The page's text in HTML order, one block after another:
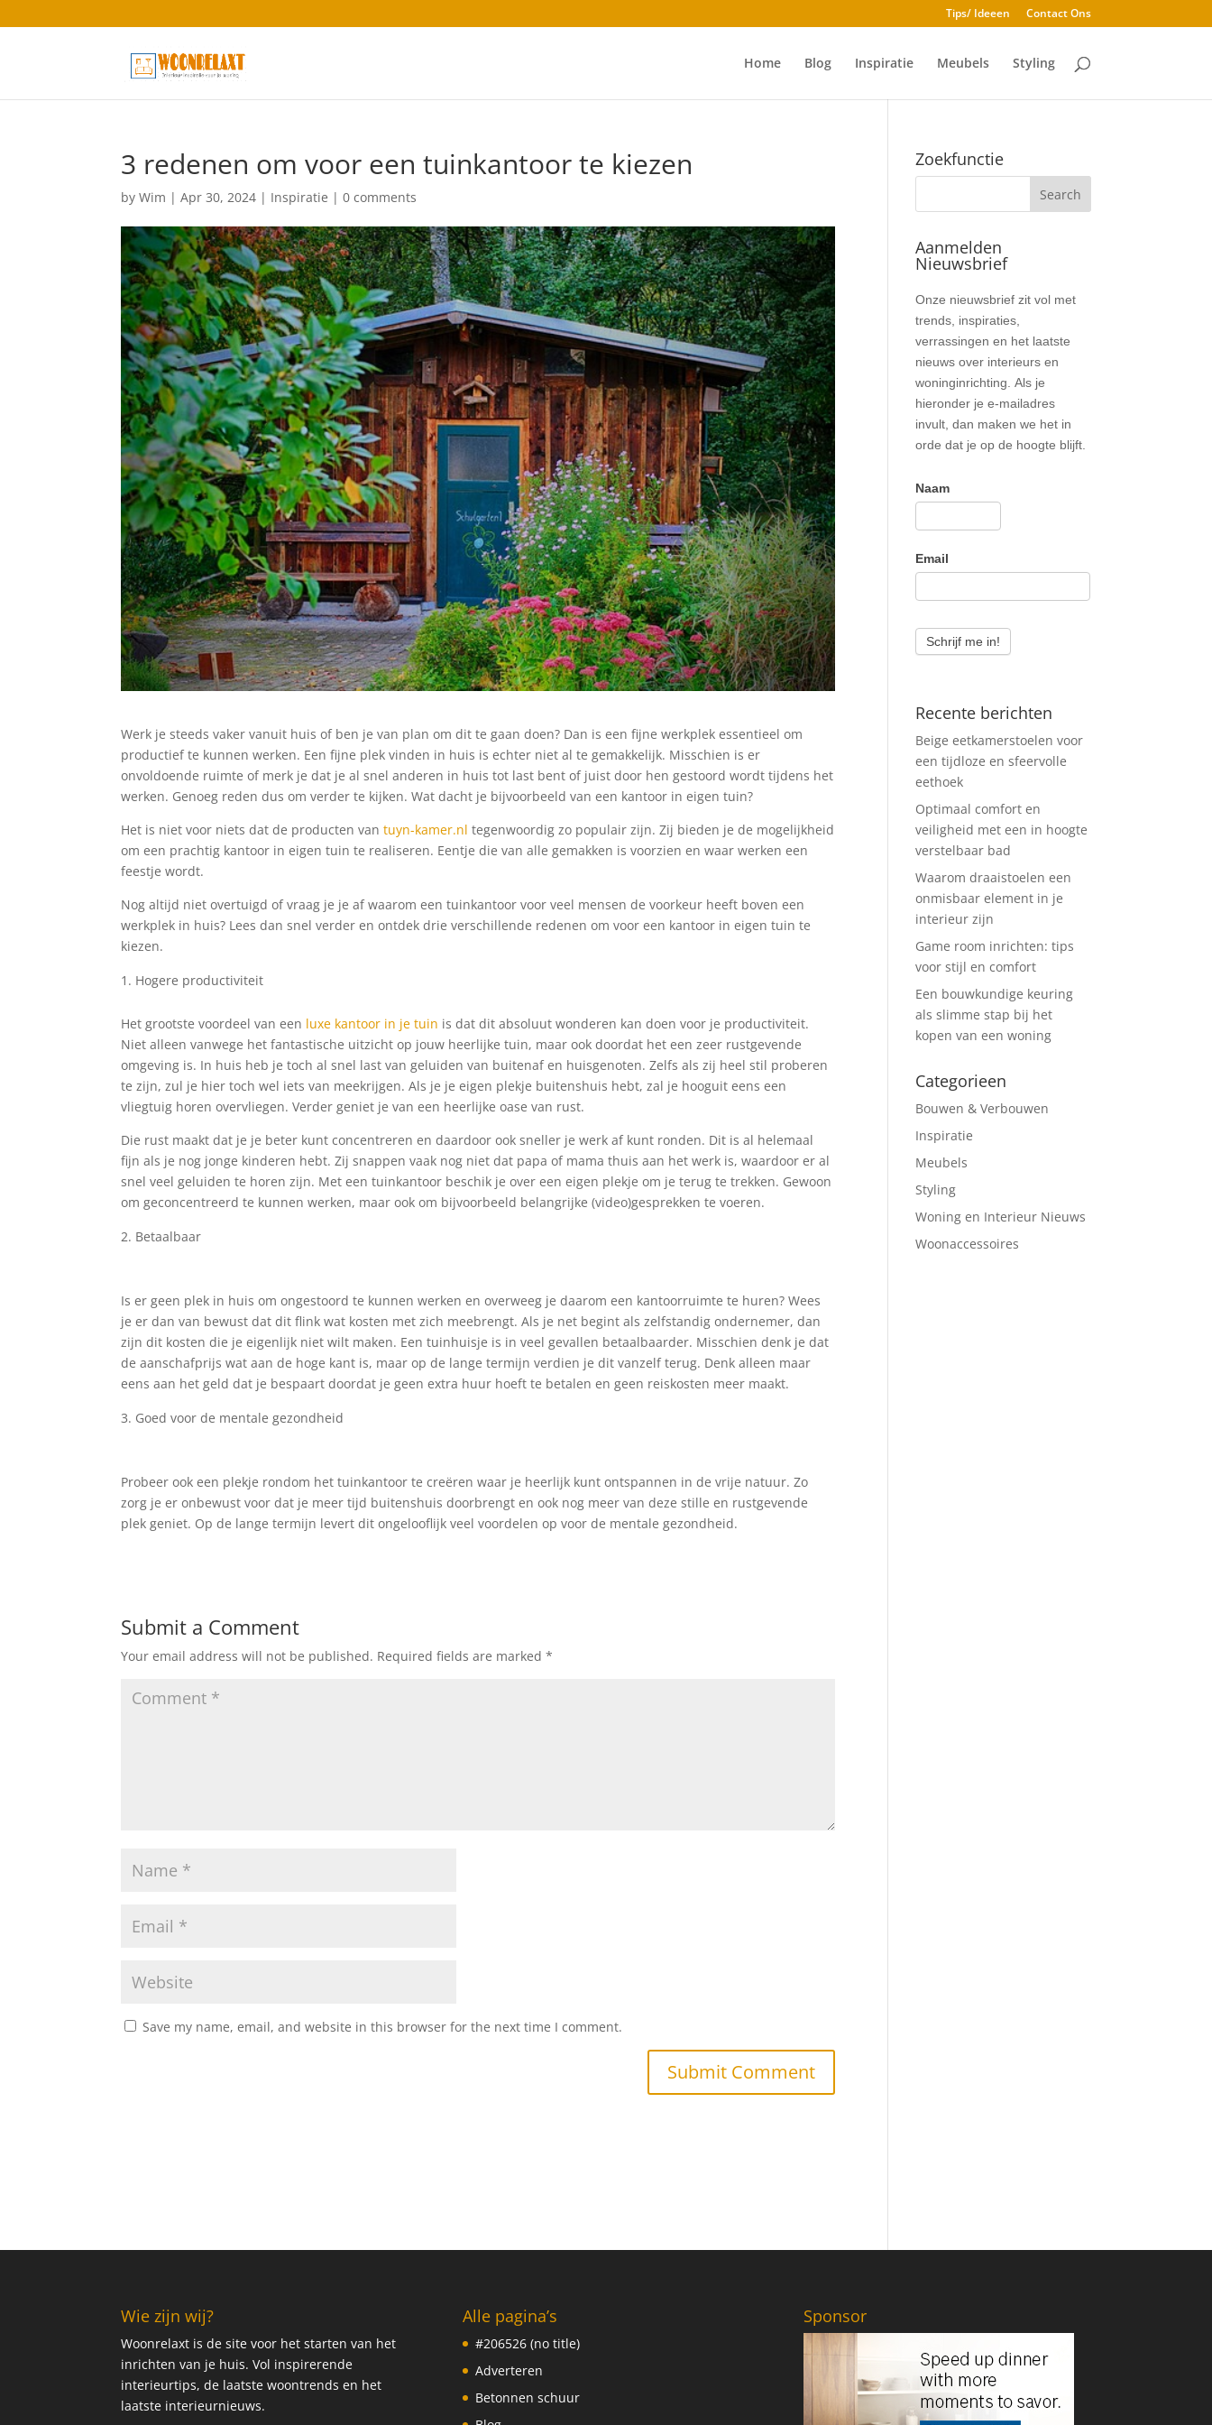
Tips/ Ideeen Contact Ons
Home Blog Inspiratie Meubels Styling
3 redenen om voor een tuinkantoor te kiezen
byWim |Apr 30, 2024 | Inspiratie |0 comments
Werk je steeds vaker vanuit huis of ben je van plan om dit te gaan doen? Dan is een fijne werkplek essentieel om
productief te kunnen werken. Een fijne plek vinden in huis is echter niet al te gemakkelijk. Misschien is er
onvoldoende ruimte of merk je dat je al snel anderen in huis tot last bent of juist door hen gestoord wordt tijdens het
werken. Genoeg reden dus om verder te kijken. Wat dacht je bijvoorbeeld van een kantoor in eigen tuin?
Het is niet voor niets dat de producten vantuyn-kamer.nl tegenwoordig zo populair zijn. Zij bieden je de mogelijkheid
om een prachtig kantoor in eigen tuin te realiseren. Eentje die van alle gemakken is voorzien en waar werken een
feestje wordt.
Nog altijd niet overtuigd of vraag je je af waarom een tuinkantoor voor veel mensen de voorkeur heeft boven een
werkplek in huis? Lees dan snel verder en ontdek drie verschillende redenen om voor een kantoor in eigen tuin te
kiezen.
Hogere productiviteit
Het grootste voordeel van een luxe kantoor in je tuin is dat dit absoluut wonderen kan doen voor je productiviteit.
Niet alleen vanwege het fantastische uitzicht op jouw heerlijke tuin, maar ook doordat het een zeer rustgevende
omgeving is. In huis heb je toch al snel last van geluiden van buitenaf en huisgenoten. Zelfs als zij heel stil proberen
te zijn, zul je hier toch wel iets van meekrijgen. Als je je eigen plekje buitenshuis hebt, zal je hooguit eens een
vliegtuig horen overvliegen. Verder geniet je van een heerlijke oase van rust.
Die rust maakt dat je je beter kunt concentreren en daardoor ook sneller je werk af kunt ronden. Dit is al helemaal
fijn als je nog jonge kinderen hebt. Zij snappen vaak nog niet dat papa of mama thuis aan het werk is, waardoor er al
snel veel geluiden te horen zijn. Met een tuinkantoor beschik je over een eigen plekje om je terug te trekken. Gewoon
om geconcentreerd te kunnen werken, maar ook om bijvoorbeeld belangrijke (video)gesprekken te voeren.
Betaalbaar
Is er geen plek in huis om ongestoord te kunnen werken en overweeg je daarom een kantoorruimte te huren? Wees
je er dan van bewust dat dit flink wat kosten met zich meebrengt. Als je net begint als zelfstandig ondernemer, dan
zijn dit kosten die je eigenlijk niet wilt maken. Een tuinhuisje is in veel gevallen betaalbaarder. Misschien denk je dat
de aanschafprijs wat aan de hoge kant is, maar op de lange termijn verdien je dit vanzelf terug. Denk alleen maar
eens aan het geld dat je bespaart doordat je geen extra huur hoeft te betalen en geen reiskosten meer maakt.
Goed voor de mentale gezondheid
Probeer ook een plekje rondom het tuinkantoor te creëren waar je heerlijk kunt ontspannen in de vrije natuur. Zo
zorg je er onbewust voor dat je meer tijd buitenshuis doorbrengt en ook nog meer van deze stille en rustgevende
plek geniet. Op de lange termijn levert dit ongelooflijk veel voordelen op voor de mentale gezondheid.
Submit a Comment
Your email address will not be published. Required fields are marked*
Save my name, email, and website in this browser for the next time I comment.
Zoekfunctie
Aanmelden
Nieuwsbrief
Onze nieuwsbrief zit vol met
trends, inspiraties,
verrassingen en het laatste
nieuws over interieurs en
woninginrichting. Als je
hieronder je e-mailadres
invult, dan maken we het in
orde dat je op de hoogte blijft.
Naam
Email
Schrijf me in!
Recente berichten
Beige eetkamerstoelen voor
een tijdloze en sfeervolle
eethoek
Optimaal comfort en
veiligheid met een in hoogte
verstelbaar bad
Waarom draaistoelen een
onmisbaar element in je
interieur zijn
Game room inrichten: tips
voor stijl en comfort
Een bouwkundige keuring
als slimme stap bij het
kopen van een woning
Categorieen
Bouwen & Verbouwen
Inspiratie
Meubels
Styling
Woning en Interieur Nieuws
Woonaccessoires
Wie zijn wij?
Woonrelaxt is de site voor het starten van het
inrichten van je huis. Vol inspirerende
interieurtips, de laatste woontrends en het
laatste interieurnieuws.
Alle pagina’s
#206526 (no title)
Adverteren
Betonnen schuur
Sponsor